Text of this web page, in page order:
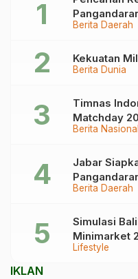
Berita Daerah
Kronologinya
Berita Dunia
Kekuatan
Berita Nasional
Timnas
Matchday
Garuda!
Berita Daerah
Jabar
Lifestyle
Simulasi
Minimarket
IKLAN